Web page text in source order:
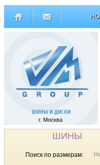
г. Москва
ШИНЫ
Поиск по размерам: